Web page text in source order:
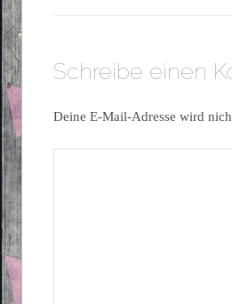
Schreibe einen
Deine E-Mail-Adresse wird